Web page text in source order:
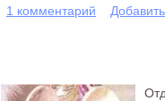
1 комментарий